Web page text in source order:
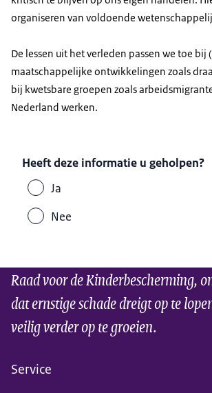
organiseren van voldoende
De lessen uit het verleden passen we toe bij
maatschappelijke ontwikkelingen zoals
bij kwetsbare groepen zoals
Nederland werken.
Heeft deze informatie u geholpen?
Ja
Nee
Raad voor de Kinderbescherming,
dat ernstige schade dreigt op te
veilig verder op te groeien.
Service